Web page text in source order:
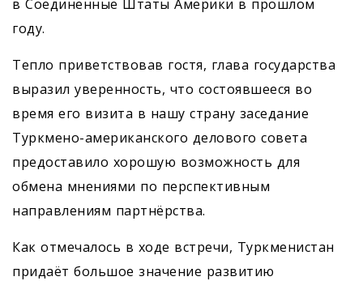
в Соединённые Штаты Америки в прош­лом
году.
Тепло приветствовав гостя, глава государства
выразил уверенность, что состоявшееся во
время его визита в нашу страну заседание
Туркмено-американского делового совета
предоставило хорошую возможность для
обмена мнениями по перспективным
направлениям партнёрства.
Как отмечалось в ходе встречи, Туркменистан
придаёт большое значение развитию